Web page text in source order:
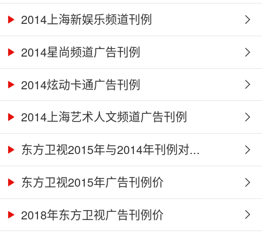
2014上海新娱乐频道刊例
2014星尚频道广告刊例
2014炫动卡通广告刊例
2014上海艺术人文频道广告刊例
东方卫视2015年与2014年刊例对...
东方卫视2015年广告刊例价
2018年东方卫视广告刊例价